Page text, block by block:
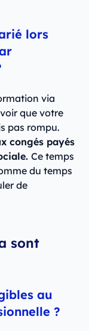
lors
via
que votre
pas rompu.
congés payés
Ce temps
du temps
de
sont
au
?